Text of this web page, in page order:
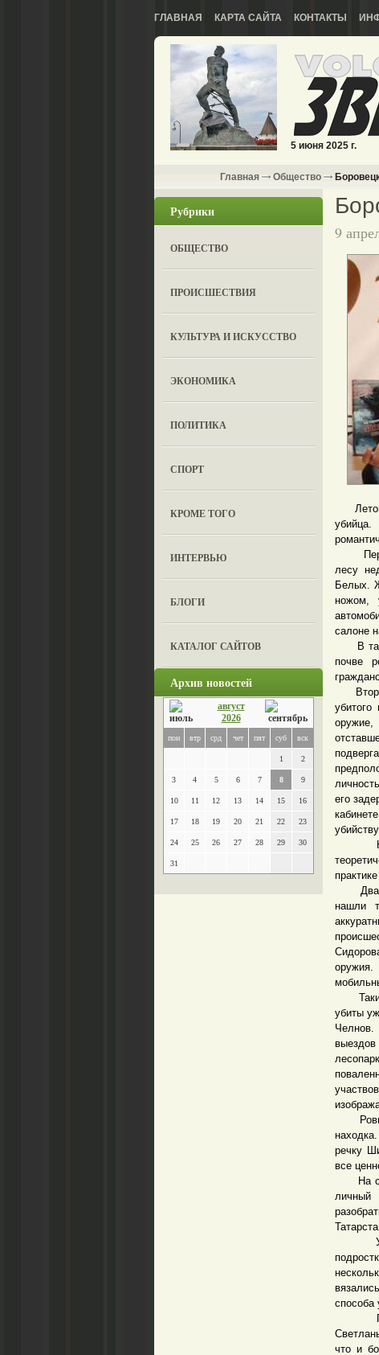
ГЛАВНАЯ КАРТА САЙТА КОНТАКТЫ
5 июня 2025 г.
Главная Общество
Рубрики
ОБЩЕСТВО
ПРОИСШЕСТВИЯ
КУЛЬТУРА И ИСКУССТВО
ЭКОНОМИКА
ПОЛИТИКА
СПОРТ
КРОМЕ ТОГО
ИНТЕРВЬЮ
БЛОГИ
КАТАЛОГ САЙТОВ
Архив новостей
август
2026
пон втр срд чет пят суб вск
1 2
3 4 5 6 7 8 9
10 11 12 13 14 15 16
17 18 19 20 21 22 23
24 25 26 27 28 29 30
31
9
Летом
лесу
Белых.
ножом,
салоне
В
почве
оружие,
его
Не
нашли
оружия.
Таким
убиты
Челнов.
Ровно
речку
все
На
личный
способа
что и